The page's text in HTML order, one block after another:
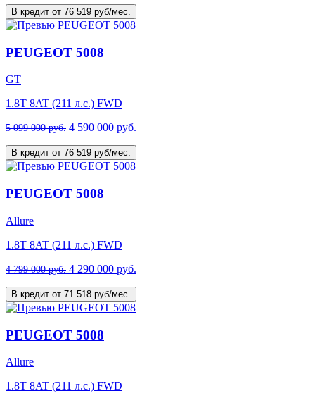
В кредит от 76 519 руб/мес.
PEUGEOT 5008
GT
1.8T 8AT (211 л.с.) FWD
5 099 000 руб. 4 590 000 руб.
В кредит от 76 519 руб/мес.
PEUGEOT 5008
Allure
1.8T 8AT (211 л.с.) FWD
4 799 000 руб. 4 290 000 руб.
В кредит от 71 518 руб/мес.
PEUGEOT 5008
Allure
1.8T 8AT (211 л.с.) FWD